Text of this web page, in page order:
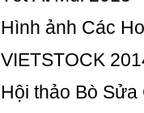
Hình ảnh Các
VIETSTOCK
Hội thảo Bò Sửa